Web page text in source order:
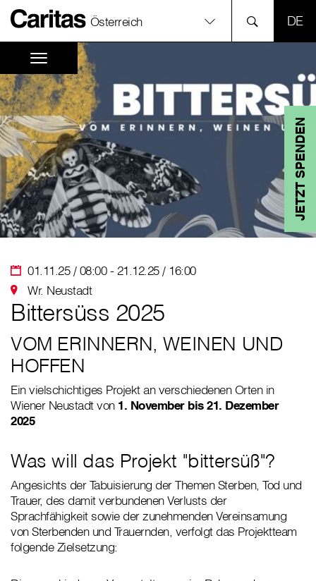
Österreich
JETZT SPENDEN
01.11.25 / 08:00 - 21.12.25 / 16:00
Wr. Neustadt
Bittersüss 2025
VOM ERINNERN, WEINEN UND
HOFFEN
Ein vielschichtiges Projekt an verschiedenen Orten in
Wiener Neustadt von1. November bis 21. Dezember
2025
Was will das Projekt "bittersüß"?
Angesichts der Tabuisierung der Themen Sterben, Tod und
Trauer, des damit verbundenen Verlusts der
Sprachfähigkeit sowie der zunehmenden Vereinsamung
von Sterbenden und Trauernden, verfolgt das Projektteam
folgende Zielsetzung: